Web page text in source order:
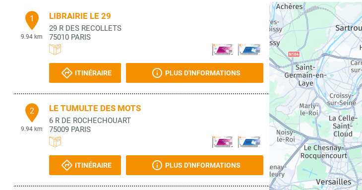
1
9.94 km
LIBRAIRIE LE 29
29 R DES RECOLLETS
75010 PARIS
ITINÉRAIRE PLUS D'INFORMATIONS
2
9.94 km
LE TUMULTE DES MOTS
6 R DE ROCHECHOUART
75009 PARIS
ITINÉRAIRE PLUS D'INFORMATIONS